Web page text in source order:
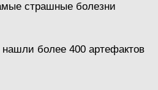
страшные болезни
нашли более 400 артефактов